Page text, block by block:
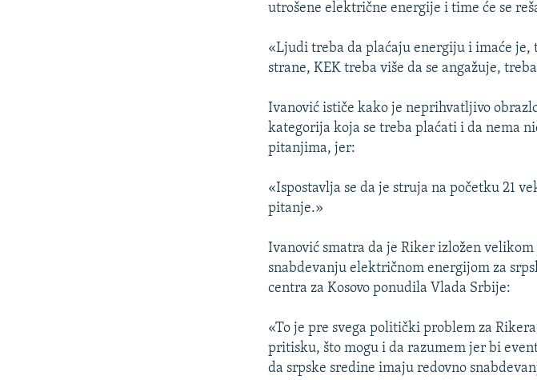
utrošene električne energije i time će se
«Ljudi treba da plaćaju energiju i imaće je,
strane, KEK treba više da se angažuje,
Ivanović ističe kako je neprihvatljivo
kategorija koja se treba plaćati i da nema
pitanjima, jer:
«Ispostavlja se da je struja na početku 21
pitanje.»
Ivanović smatra da je Riker izložen
snabdevanju električnom energijom za
centra za Kosovo ponudila Vlada Srbije:
«To je pre svega politički problem za
pritisku, što mogu i da razumem jer bi
da srpske sredine imaju redovno